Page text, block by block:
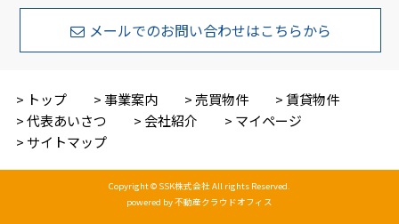
メールでのお問い合わせはこちらから
トップ 事業案内 売買物件
賃貸物件
代表あいさつ
会社紹介
マイページ
サイトマップ
Copyright © SSK株式会社 All rights Reserved.
powered by 不動産クラウドオフィス